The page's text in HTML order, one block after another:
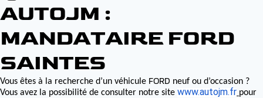
AUTOJM :
MANDATAIRE FORD
SAINTES
Vous êtes à la recherche d’un véhicule FORD neuf ou d’occasion ?
Vous avez la possibilité de consulter notre site www.autojm.fr pour